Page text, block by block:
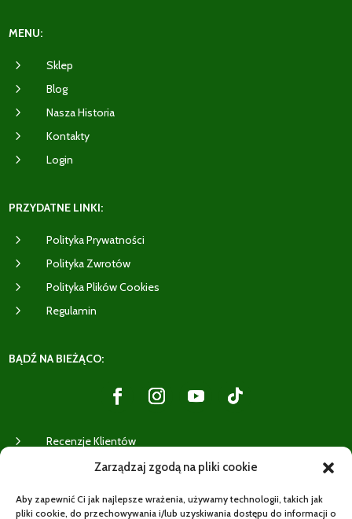
Zarządzaj zgodą na pliki cookie
Aby zapewnić Ci jak najlepsze wrażenia, używamy technologii, takich jak
pliki cookie, do przechowywania i/lub uzyskiwania dostępu do informacji o
MENU:
5 Sklep
5 Blog
5 Nasza Historia
5 Kontakty
5 Login
PRZYDATNE LINKI:
5 Polityka Prywatności
5 Polityka Zwrotów
5 Polityka Plików Cookies
5 Regulamin
BĄDŹ NA BIEŻĄCO:
5 Recenzje Klientów